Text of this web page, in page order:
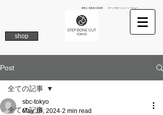
南青山 表参道の美容院 ステップボーンカットトーキョー
shop
Post
全ての記事
全ての記事
sbc-tokyo
May 18, 2024 2 min read